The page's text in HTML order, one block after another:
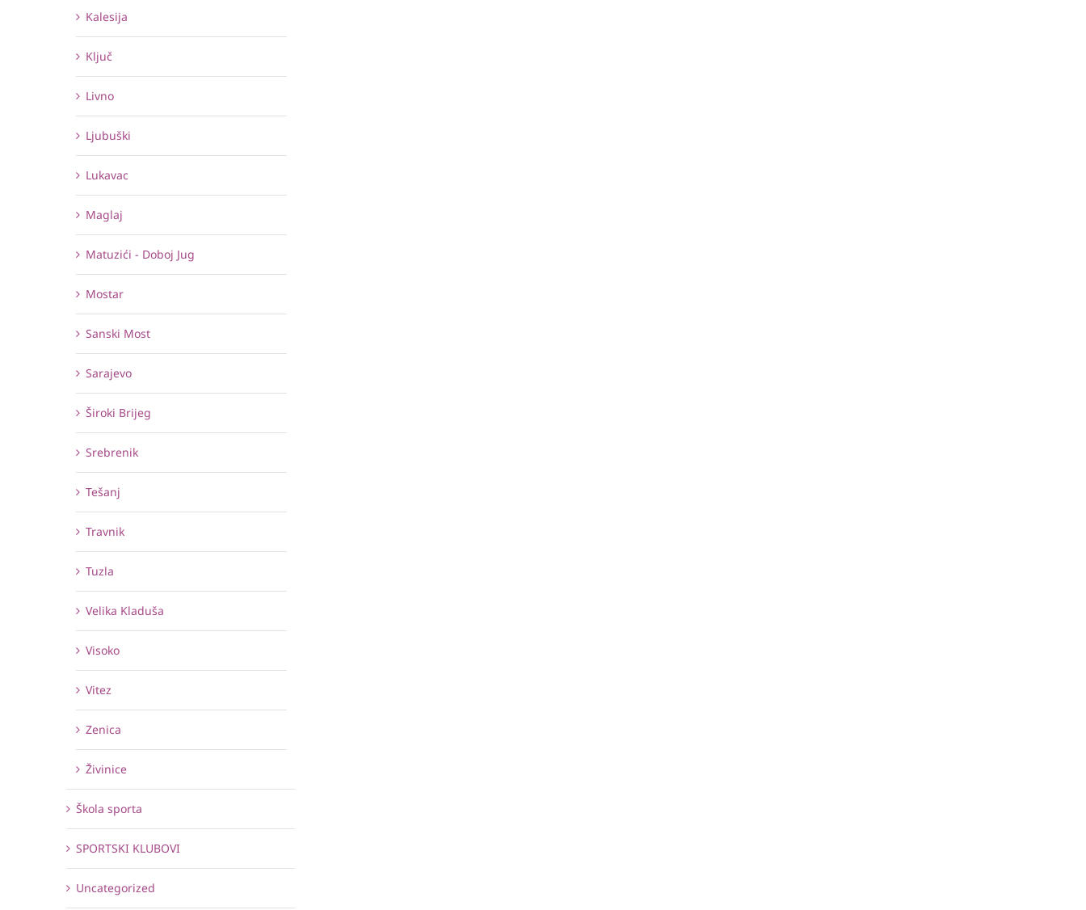
Kalesija
Ključ
Livno
Ljubuški
Lukavac
Maglaj
Matuzići - Doboj Jug
Mostar
Sanski Most
Sarajevo
Široki Brijeg
Srebrenik
Tešanj
Travnik
Tuzla
Velika Kladuša
Visoko
Vitez
Zenica
Živinice
Škola sporta
SPORTSKI KLUBOVI
Uncategorized